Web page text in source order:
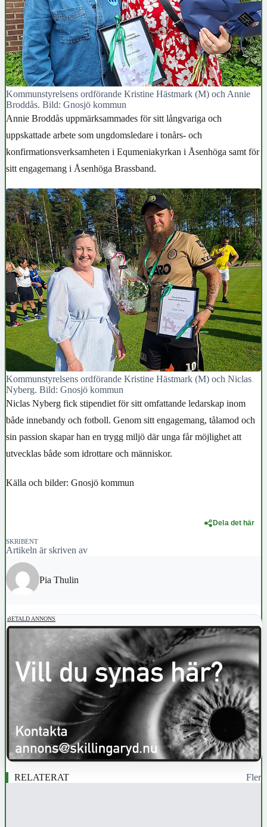
Kommunstyrelsens ordförande Kristine Hästmark (M) och Annie
Broddås. Bild: Gnosjö kommun
Annie Broddås uppmärksammades för sitt långvariga och
uppskattade arbete som ungdomsledare i tonårs- och
konfirmationsverksamheten i Equmeniakyrkan i Åsenhöga samt för
sitt engagemang i Åsenhöga Brassband.
Kommunstyrelsens ordförande Kristine Hästmark (M) och Niclas
Nyberg. Bild: Gnosjö kommun
Niclas Nyberg fick stipendiet för sitt omfattande ledarskap inom
både innebandy och fotboll. Genom sitt engagemang, tålamod och
sin passion skapar han en trygg miljö där unga får möjlighet att
utvecklas både som idrottare och människor.
Källa och bilder: Gnosjö kommun
Dela det här
SKRIBENT
Artikeln är skriven av
Pia Thulin
BETALD ANNONS
RELATERAT Fler